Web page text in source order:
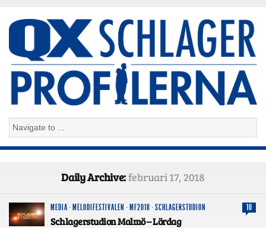
Daily Archive:februari 17, 2018
MEDIA · MELODIFESTIVALEN · MF2018 ·SCHLAGERSTUDION 10
Schlagerstudion Malmö – Lördag